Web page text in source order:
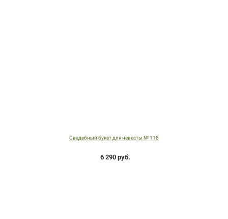
Свадебный букет для невесты № 118
6 290 руб.